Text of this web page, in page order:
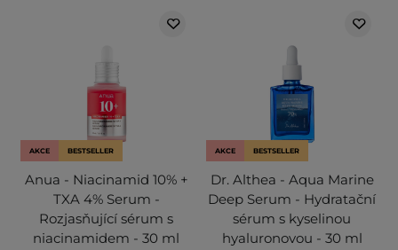
AKCE BESTSELLER
Anua - Niacinamid 10% +
TXA 4% Serum -
Rozjasňující sérum s
niacinamidem - 30 ml
AKCE BESTSELLER
Dr. Althea - Aqua Marine
Deep Serum - Hydratační
sérum s kyselinou
hyaluronovou - 30 ml